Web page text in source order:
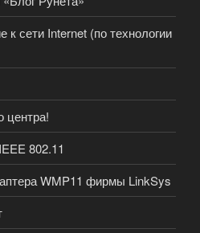
к сети Internet (по технологии
центра!
802.11
WMP11 фирмы LinkSys